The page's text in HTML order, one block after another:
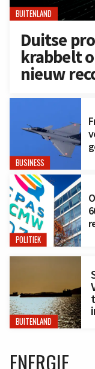
BUITENLAND
Duitse
krabbelt
nieuw
BUSINESS
POLITIEK
BUITENLAND
ENERGIE